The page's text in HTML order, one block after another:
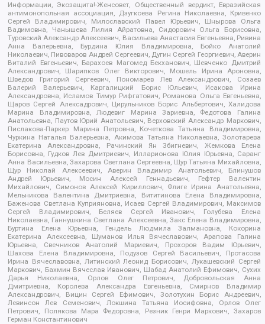
Информации, Экозащита!-Женсовет, Общественный вердикт, Евразийская
антимонопольная ассоциация, Дзугкоева Регина Николаевна, Кривенко
Сергей Владимирович, Милославский Павел Юрьевич, Шнырова Ольга
Вадимовна, Чанышева Лилия Айратовна, Сидорович Ольга Борисовна,
Туровский Александр Алексеевич, Васильева Анастасия Евгеньевна, Ривина
Анна Валерьевна, Бурдина Юлия Владимировна, Бойко Анатолий
Николаевич, Пивоваров Андрей Сергеевич, Дугин Сергей Георгиевич, Аверин
Виталий Евгеньевич, Барахоев Магомед Бекханович, Шевченко Дмитрий
Александрович, Шарипков Олег Викторович, Мошель Ирина Ароновна,
Шведов Григорий Сергеевич, Пономарев Лев Александрович, Созаев
Валерий Валерьевич, Каргалицкий Борис Юльевич, Исакова Ирина
Александровна, Исламов Тимур Рифгатович, Романова Ольга Евгеньевна,
Щаров Сергей Алексадрович, Цирульников Борис Альбертович, Халидова
Марина Владимировна, Людевиг Марина Зариевна, Федотова Галина
Анатольевна, Паутов Юрий Анатольевич, Верховский Александр Маркович,
Пислакова-Паркер Марина Петровна, Кочеткова Татьяна Владимировна,
Чуркина Наталья Валерьевна, Акимова Татьяна Николаевна, Золотарева
Екатерина Александровна, Рачинский Ян Збигневич, Жемкова Елена
Борисовна, Гудков Лев Дмитриевич, Илларионова Юлия Юрьевна, Саранг
Анна Васильевна, Захарова Светлана Сергеевна, Щур Татьяна Михайловна,
Щур Николай Алексеевич, Аверин Владимир Анатольевич, Блинушов
Андрей Юрьевич, Мосин Алексей Геннадьевич, Гефтер Валентин
Михайлович, Симонов Алексей Кириллович, Флиге Ирина Анатольевна,
Мельникова Валентина Дмитриевна, Вититинова Елена Владимировна,
Баженова Светлана Куприяновна, Исаев Сергей Владимирович, Максимов
Сергей Владимирович, Беляев Сергей Иванович, Голубева Елена
Николаевна, Ганнушкина Светлана Алексеевна, Закс Елена Владимировна,
Буртина Елена Юрьевна, Гендель Людмила Залмановна, Кокорина
Екатерина Алексеевна, Шуманов Илья Вячеславович, Арапова Галина
Юрьевна, Свечников Анатолий Мариевич, Прохоров Вадим Юрьевич,
Шахова Елена Владимировна, Подузов Сергей Васильевич, Протасова
Ирина Вячеславовна, Литинский Леонид Борисович, Лукашевский Сергей
Маркович, Бахмин Вячеслав Иванович, Шабад Анатолий Ефимович, Сухих
Дарья Николаевна, Орлов Олег Петрович, Добровольская Анна
Дмитриевна, Королева Александра Евгеньевна, Смирнов Владимир
Александрович, Вицин Сергей Ефимович, Золотухин Борис Андреевич,
Левинсон Лев Семенович, Локшина Татьяна Иосифовна, Орлов Олег
Петрович, Полякова Мара Федоровна, Резник Генри Маркович, Захаров
Герман Константинович